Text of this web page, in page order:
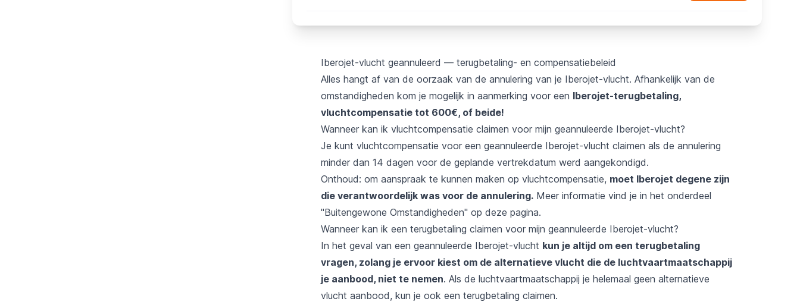
Iberojet-vlucht geannuleerd — terugbetaling- en compensatiebeleid
Alles hangt af van de oorzaak van de annulering van je Iberojet-vlucht. Afhankelijk van de
omstandigheden kom je mogelijk in aanmerking voor een Iberojet-terugbetaling,
vluchtcompensatie tot 600€, of beide!
Wanneer kan ik vluchtcompensatie claimen voor mijn geannuleerde Iberojet-vlucht?
Je kunt vluchtcompensatie voor een geannuleerde Iberojet-vlucht claimen als de annulering
minder dan 14 dagen voor de geplande vertrekdatum werd aangekondigd.
Onthoud: om aanspraak te kunnen maken op vluchtcompensatie, moet Iberojet degene zijn
die verantwoordelijk was voor de annulering.Meer informatie vind je in het onderdeel
"Buitengewone Omstandigheden" op deze pagina.
Wanneer kan ik een terugbetaling claimen voor mijn geannuleerde Iberojet-vlucht?
In het geval van een geannuleerde Iberojet-vlucht kun je altijd om een terugbetaling
vragen, zolang je ervoor kiest om de alternatieve vlucht die de luchtvaartmaatschappij
je aanbood, niet te nemen. Als de luchtvaartmaatschappij je helemaal geen alternatieve
vlucht aanbood, kun je ook een terugbetaling claimen.